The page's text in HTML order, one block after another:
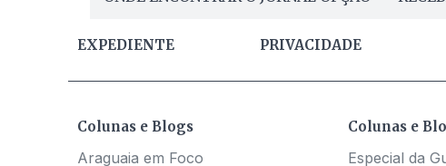
EXPEDIENTE PRIVACIDADE
Colunas e Blogs
Araguaia em Foco
Colunas e
Especial da